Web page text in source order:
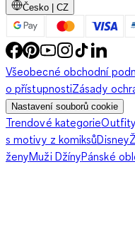
Česko | CZ
Všeobecné obchodní
o přístupnostiZásady
Nastavení souborů cookie
Trendové kategorie
s motivy z komiksůDisney
ženyMuži DžínyPánské